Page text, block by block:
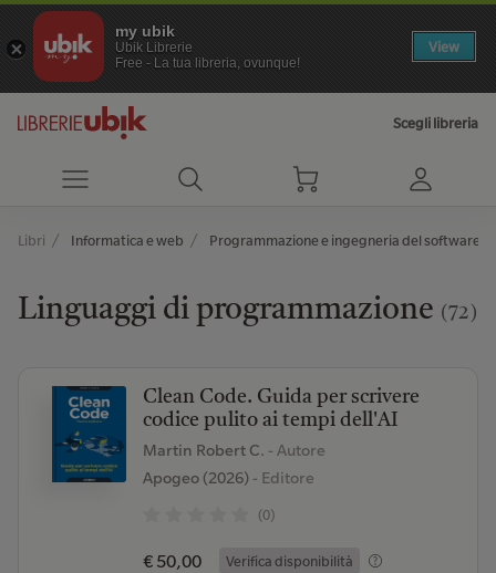
my ubik
Ubik Librerie
Free - La tua libreria, ovunque!
View
Scegli libreria
Libri Informatica e web Programmazione e ingegneria del software
Linguaggi di programmazione (72)
Clean Code. Guida per scrivere
codice pulito ai tempi dell'AI
Martin Robert C. - Autore
Apogeo (2026)- Editore
(0)
€ 50,00 Verifica disponibilità